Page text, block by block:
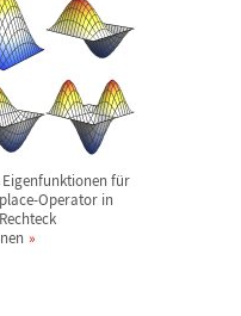
Eigenfunktionen für
Operator in